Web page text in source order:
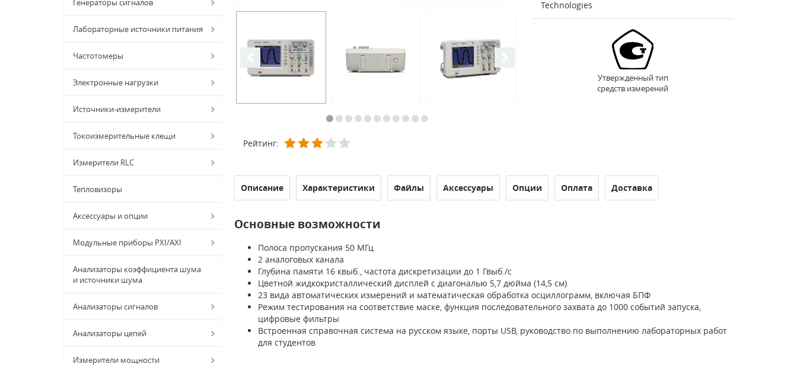
Генераторы сигналов
Лабораторные источники питания
Частотомеры
Электронные нагрузки
Источники-измерители
Токоизмерительные клещи
Измерители RLC
Тепловизоры
Аксессуары и опции
Модульные приборы PXI/AXI
Анализаторы коэффициента шума
и источники шума
Анализаторы сигналов
Анализаторы цепей
Измерители мощности
Рейтинг:
Technologies
Утвержденный тип
средств измерений
Описание Характеристики Файлы Аксессуары Опции Оплата Доставка
Основные возможности
Полоса пропускания 50 МГц
2 аналоговых канала
Глубина памяти 16 квыб., частота дискретизации до 1 Гвыб./с
Цветной жидкокристаллический дисплей с диагональю 5,7 дюйма (14,5 см)
23 вида автоматических измерений и математическая обработка осциллограмм, включая БПФ
Режим тестирования на соответствие маске, функция последовательного захвата до 1000 событий запуска,
цифровые фильтры
Встроенная справочная система на русском языке, порты USB, руководство по выполнению лабораторных работ
для студентов